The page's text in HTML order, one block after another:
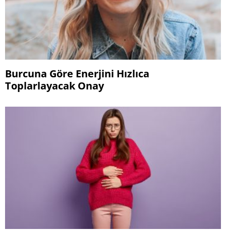
Burcuna Göre Enerjini Hızlıca
Toplarlayacak Onay